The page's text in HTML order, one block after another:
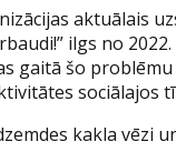
aktuālais
ilgs no
gaitā šo
sociālajos
kakla vēzi